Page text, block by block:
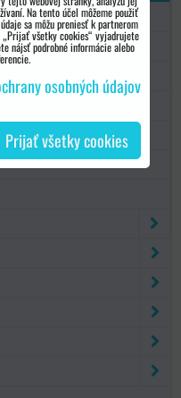
Na tento účel môžeme použiť
sa môžu preniesť k partnerom
všetky cookies“ vyjadrujete
nájsť podrobné informácie alebo
osobných údajov
Prijať všetky cookies